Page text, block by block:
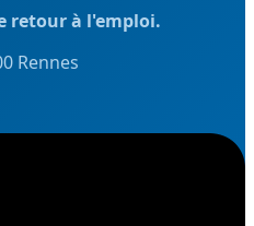
retour à l'emploi.
Rennes